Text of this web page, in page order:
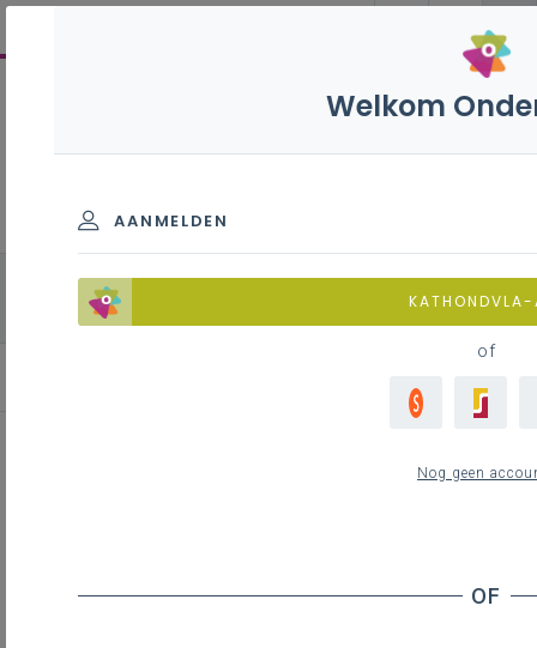
finaliteit
alle onderdelen Chemie
Fysica
Biologie
Contact
Welkom
AANMELDEN
of
Nog geen